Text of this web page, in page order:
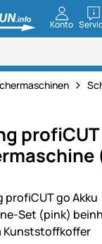
Konto
Haus & Hof
Bewertungen)